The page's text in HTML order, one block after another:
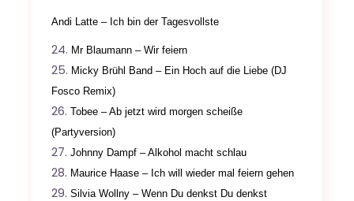
Andi Latte – Ich bin der Tagesvollste
Mr Blaumann – Wir feiern
Micky Brühl Band – Ein Hoch auf die Liebe (DJ
Fosco Remix)
Tobee – Ab jetzt wird morgen scheiße
(Partyversion)
Johnny Dampf – Alkohol macht schlau
Maurice Haase – Ich will wieder mal feiern gehen
Silvia Wollny – Wenn Du denkst Du denkst